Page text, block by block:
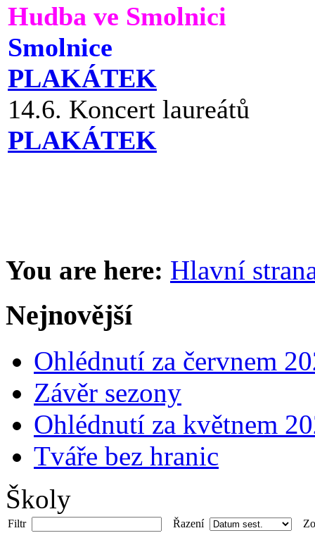
Hudba ve Smolnici
Smolnice
PLAKÁTEK
14.6. Koncert laureátů
PLAKÁTEK
You are here: Hlavní
Nejnovější
Ohlédnutí za červnem
Závěr sezony
Ohlédnutí za květnem
Tváře bez hranic
Školy
Filtr Řazení